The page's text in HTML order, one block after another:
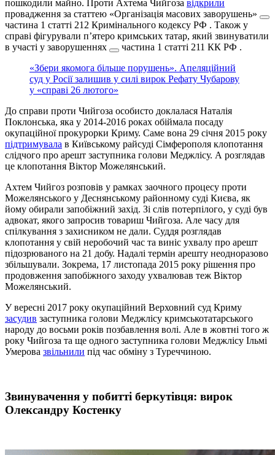
пошкодили майно. Проти Ахтема Чийгоза відкрили
провадження за статтею «Організація масових заворушень»
частина 1 статті 212 Кримінального кодексу РФ . Також у
справі фігурували пʼятеро кримських татар, який звинуватили
в участі у заворушеннях частина 1 статті 211 КК РФ .
«Збери якомога більше порушень». Апеляційний
суд у Росії залишив у силі вирок Рефату Чубарову
у «справі 26 лютого»
До справи проти Чийгоза особисто доклалася Наталія
Поклонська, яка у 2014-2016 роках обіймала посаду
окупаційної прокурорки Криму. Саме вона 29 січня 2015 року
підтримувала в Київському райсуді Сімферополя клопотання
слідчого про арешт заступника голови Меджлісу. А розглядав
це клопотання Віктор Можелянський.
Ахтем Чийгоз розповів у рамках заочного процесу проти
Можелянського у Деснянському районному суді Києва, як
йому обирали запобіжний захід. Зі слів потерпілого, у суді був
адвокат, якого запросив товариш Чийгоза. Але часу для
спілкування з захисником не дали. Суддя розглядав
клопотання у свій неробочий час та виніс ухвалу про арешт
підозрюваного на 21 добу. Надалі термін арешту неодноразово
збільшували. Зокрема, 17 листопада 2015 року рішення про
продовження запобіжного заходу ухвалював теж Віктор
Можелянський.
У вересні 2017 року окупаційний Верховний суд Криму
засудив заступника голови Меджлісу кримськотатарського
народу до восьми років позбавлення волі. Але в жовтні того ж
року Чийгоза та ще одного заступника голови Меджлісу Ільмі
Умерова звільнили під час обміну з Туреччиною.
Звинувачення у побитті беркутівця: вирок
Олександру Костенку